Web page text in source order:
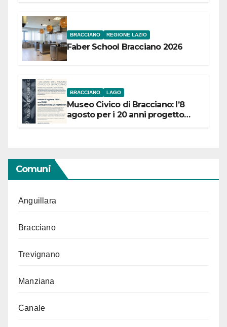
BRACCIANO REGIONE LAZIO
Faber School Bracciano 2026
BRACCIANO LAGO
Museo Civico di Bracciano: l’8
agosto per i 20 anni progetto
Comuni
Anguillara
Bracciano
Trevignano
Manziana
Canale